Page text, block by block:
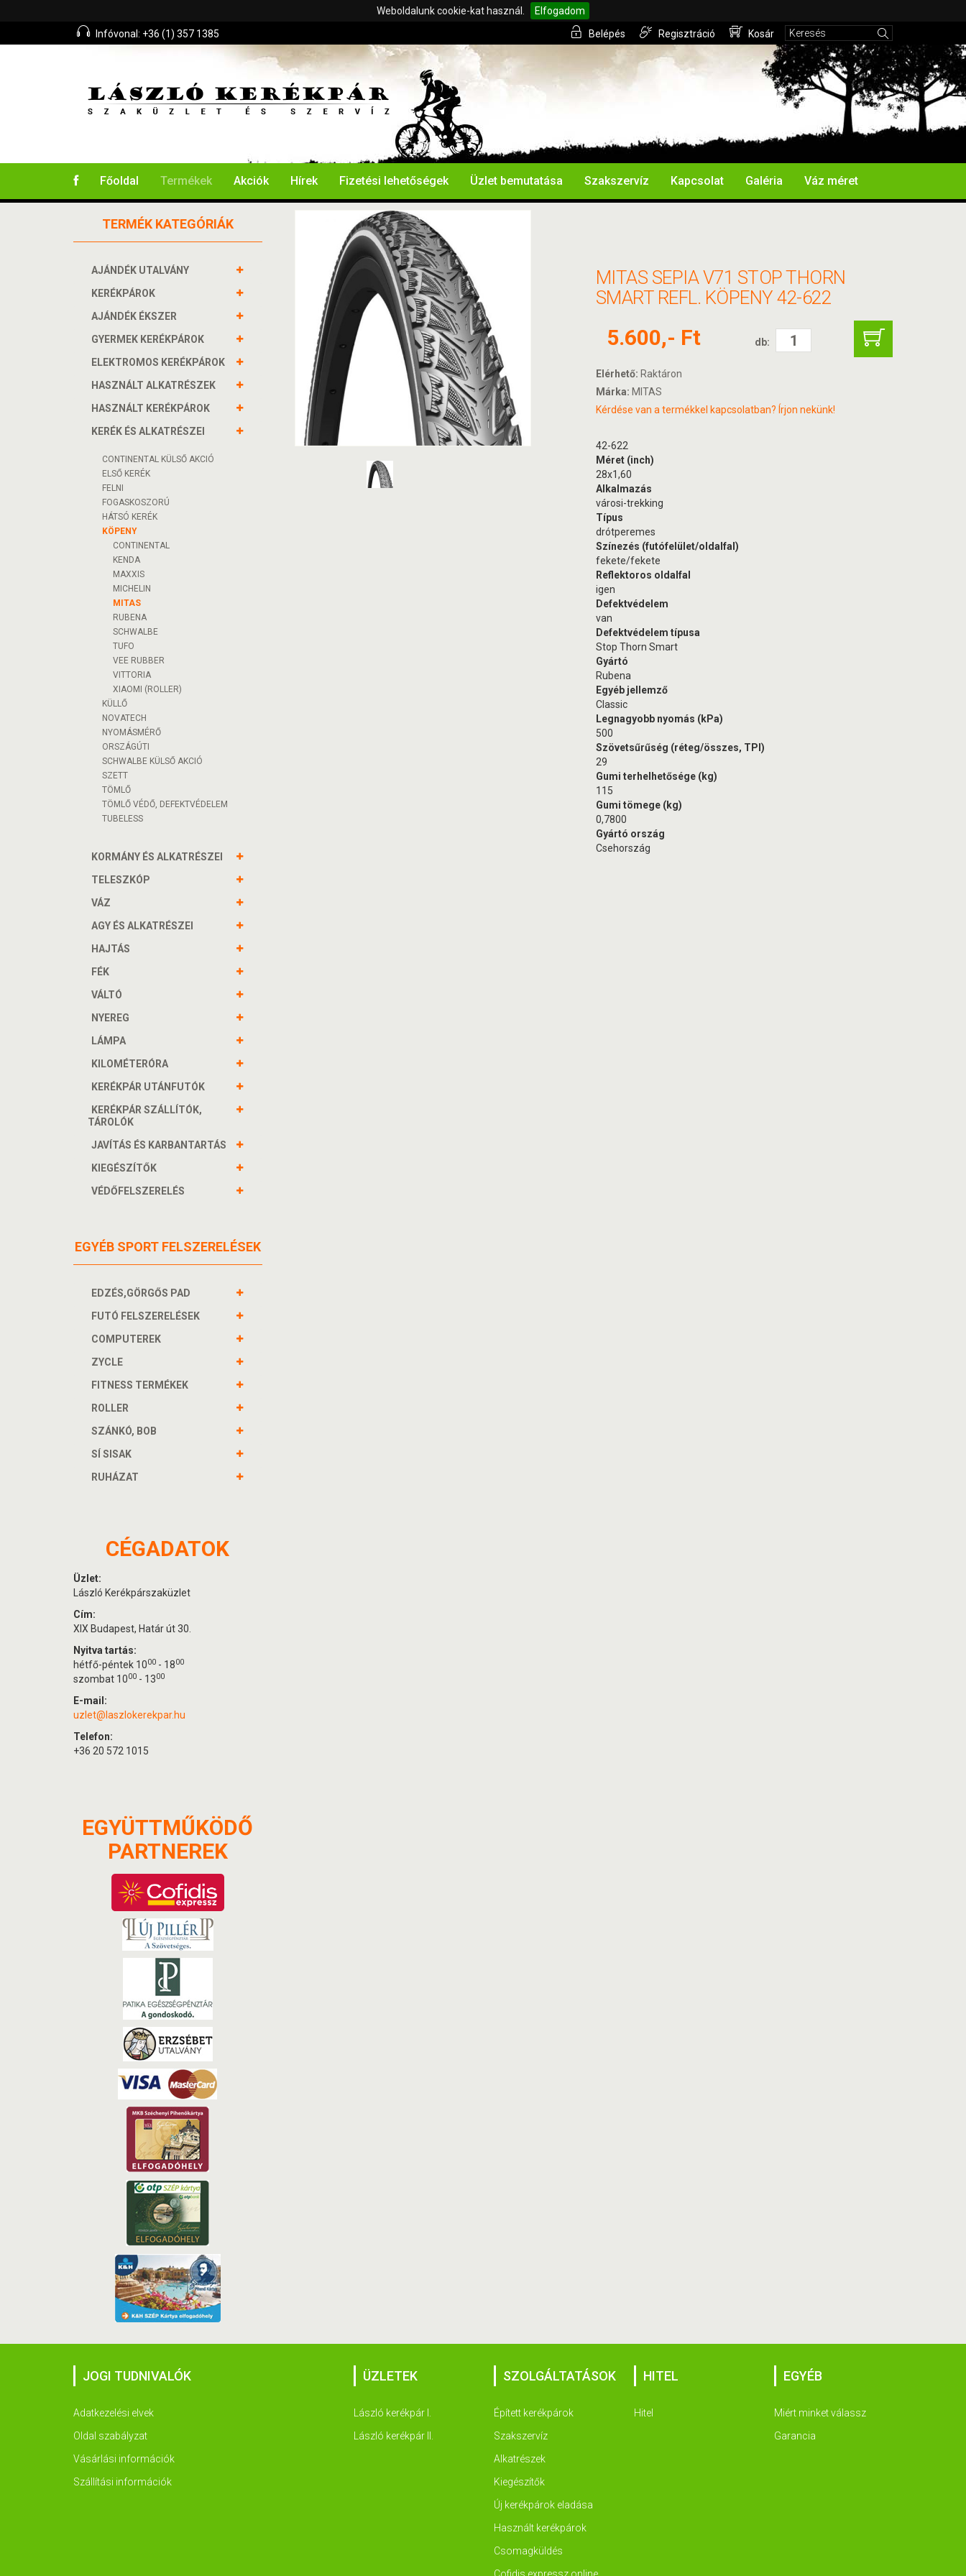
Weboldalunk cookie-kat használ.
Elfogadom
Infóvonal: +36 (1) 357 1385
Belépés Regisztráció Kosár
Főoldal Termékek Akciók Hírek Fizetési lehetőségek Üzlet bemutatása Szakszervíz Kapcsolat Galéria Váz méret
MITAS SEPIA V71 STOP THORN
SMART REFL. KÖPENY 42-622
5.600,- Ft db:
Elérhető: Raktáron
Márka: MITAS
Kérdése van a termékkel kapcsolatban? Írjon nekünk!
42-622
Méret (inch)
28x1,60
Alkalmazás
városi-trekking
Típus
drótperemes
Színezés (futófelület/oldalfal)
fekete/fekete
Reflektoros oldalfal
igen
Defektvédelem
van
Defektvédelem típusa
Stop Thorn Smart
Gyártó
Rubena
Egyéb jellemző
Classic
Legnagyobb nyomás (kPa)
500
Szövetsűrűség (réteg/összes, TPI)
29
Gumi terhelhetősége (kg)
115
Gumi tömege (kg)
0,7800
Gyártó ország
Csehország
TERMÉK KATEGÓRIÁK
AJÁNDÉK UTALVÁNY
KERÉKPÁROK
AJÁNDÉK ÉKSZER
GYERMEK KERÉKPÁROK
ELEKTROMOS KERÉKPÁROK
HASZNÁLT ALKATRÉSZEK
HASZNÁLT KERÉKPÁROK
KERÉK ÉS ALKATRÉSZEI
CONTINENTAL KÜLSŐ AKCIÓ
ELSŐ KERÉK
FELNI
FOGASKOSZORÚ
HÁTSÓ KERÉK
KÖPENY
CONTINENTAL
KENDA
MAXXIS
MICHELIN
MITAS
RUBENA
SCHWALBE
TUFO
VEE RUBBER
VITTORIA
XIAOMI (ROLLER)
KÜLLŐ
NOVATECH
NYOMÁSMÉRŐ
ORSZÁGÚTI
SCHWALBE KÜLSŐ AKCIÓ
SZETT
TÖMLŐ
TÖMLŐ VÉDŐ, DEFEKTVÉDELEM
TUBELESS
KORMÁNY ÉS ALKATRÉSZEI
TELESZKÓP
VÁZ
AGY ÉS ALKATRÉSZEI
HAJTÁS
FÉK
VÁLTÓ
NYEREG
LÁMPA
KILOMÉTERÓRA
KERÉKPÁR UTÁNFUTÓK
KERÉKPÁR SZÁLLÍTÓK,
TÁROLÓK
JAVÍTÁS ÉS KARBANTARTÁS
KIEGÉSZÍTŐK
VÉDŐFELSZERELÉS
EGYÉB SPORT FELSZERELÉSEK
EDZÉS,GÖRGŐS PAD
FUTÓ FELSZERELÉSEK
COMPUTEREK
ZYCLE
FITNESS TERMÉKEK
ROLLER
SZÁNKÓ, BOB
SÍ SISAK
RUHÁZAT
CÉGADATOK
Üzlet:
László Kerékpárszaküzlet
Cím:
XIX Budapest, Határ út 30.
Nyitva tartás:
hétfő-péntek 1000 - 1800
szombat 1000 - 1300
E-mail:
uzlet@laszlokerekpar.hu
Telefon:
+36 20 572 1015
EGYÜTTMŰKÖDŐ
PARTNEREK
JOGI TUDNIVALÓK
Adatkezelési elvek
Oldal szabályzat
Vásárlási információk
Szállítási információk
ÜZLETEK
László kerékpár I.
László kerékpár II.
SZOLGÁLTATÁSOK
Épített kerékpárok
Szakszervíz
Alkatrészek
Kiegészítők
Új kerékpárok eladása
Használt kerékpárok
Csomagküldés
Cofidis expressz online
HITEL
Hitel
EGYÉB
Miért minket válassz
Garancia